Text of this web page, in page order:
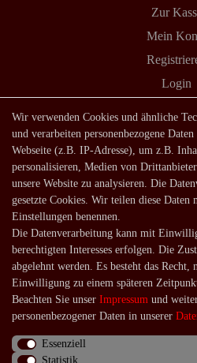
Zur
Mein
Login
Shop
Versandarten
Service
Kontakt
Häufige
Über
Wir verwenden Cookies und ähnliche
und verarbeiten personenbezogene
Webseite (z.B. IP-Adresse), um z.B.
personalisieren, Medien von
unsere Website zu analysieren. Die
gesetzte Cookies. Wir teilen diese
Einstellungen benennen.
Die Datenverarbeitung kann mit
berechtigten Interesses erfolgen. Die
abgelehnt werden. Es besteht das
Einwilligung zu einem späteren
Beachten Sie unser Impressum und
personenbezogener Daten in unserer
Essenziell
Statistik